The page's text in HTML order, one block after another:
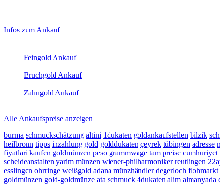
Sidebar
Infos zum Ankauf
Feingold Ankauf
Bruchgold Ankauf
Zahngold Ankauf
Alle Ankaufspreise anzeigen
burma schmuckschätzung altini 1dukaten goldankaufstellen bilzik
heilbronn tipps inzahlung gold golddukaten çeyrek tübingen adresse
fiyatlari kaufen goldmünzen peso grammwage tam preise cumhuriyet
scheideanstalten yarim münzen wiener-philharmoniker reutlingen
esslingen ohrringe weißgold adana münzhändler degerloch flohmarkt
goldmünzen gold-goldmünze ata schmuck 4dukaten alim almanyada